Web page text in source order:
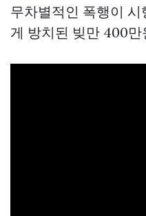
무차별적인 폭행이
게 방치된 빚만 400만